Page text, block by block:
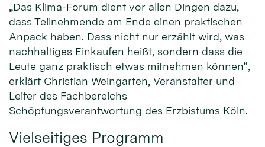
„Das Klima-Forum dient vor allen Dingen dazu,
dass Teilnehmende am Ende einen praktischen
Anpack haben. Dass nicht nur erzählt wird, was
nachhaltiges Einkaufen heißt, sondern dass die
Leute ganz praktisch etwas mitnehmen können“,
erklärt Christian Weingarten, Veranstalter und
Leiter des Fachbereichs
Schöpfungsverantwortung des Erzbistums Köln.
Vielseitiges Programm